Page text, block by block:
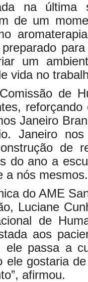
na última
de um
um
vida no
de
Janeiro
Janeiro
de
do ano a
a nós
do AME
Luciane
de
aos
ele passa a
ele gostaria
afirmou.